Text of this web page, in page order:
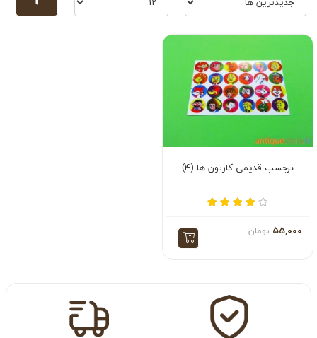
برچسب قدیمی کارتون ها (4)
55,000 تومان